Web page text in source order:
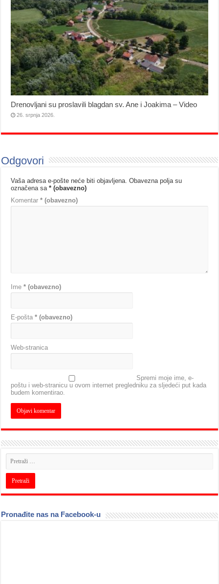
Drenovljani su proslavili blagdan sv. Ane i Joakima – Video
26. srpnja 2026.
Odgovori
Vaša adresa e-pošte neće biti objavljena. Obavezna polja su
označena sa* (obavezno)
Komentar* (obavezno)
Ime* (obavezno)
E-pošta* (obavezno)
Web-stranica
Spremi moje ime, e-
poštu i web-stranicu u ovom internet pregledniku za sljedeći put kada
budem komentirao.
Pronađite nas na Facebook-u